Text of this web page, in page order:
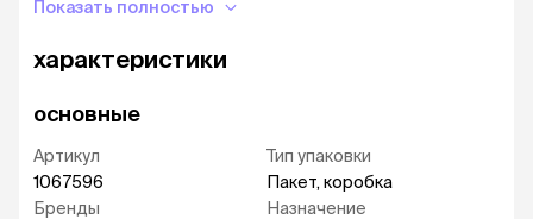
свойствами
Показать полностью
характеристики
основные
Артикул
1067596
Бренды
Тип упаковки
Пакет, коробка
Назначение